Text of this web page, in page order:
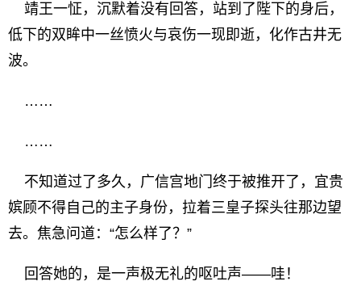
靖王一怔，沉默着没有回答，站到了陛下的身后，
低下的双眸中一丝愤火与哀伤一现即逝，化作古井无
波。
……
……
不知道过了多久，广信宫地门终于被推开了，宜贵
嫔顾不得自己的主子身份，拉着三皇子探头往那边望
去。焦急问道：“怎么样了？”
回答她的，是一声极无礼的呕吐声——哇！